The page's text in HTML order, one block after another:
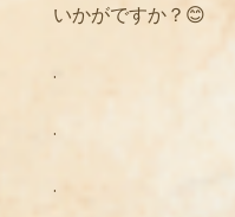
いかがですか？😊
.
.
.